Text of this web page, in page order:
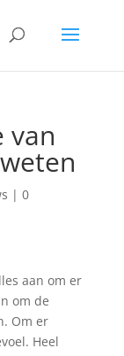
van
| 0
aan om er
om de
Om er
Heel